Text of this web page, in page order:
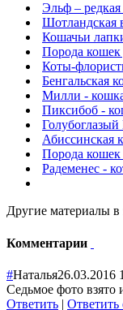
Эльф –
Шотландская
Кошачьи
Порода кошек
Коты-
Бенгальская
Милли -
Пиксибоб -
Абиссинская
Порода кошек
Радеменес -
Другие материалы в
Комментарии
#Наталья26.03.2016
Седьмое фото взято
Ответить | Ответить